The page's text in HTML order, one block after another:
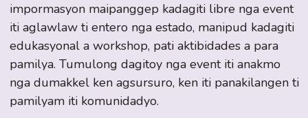
impormasyon maipanggep kadagiti libre nga event
iti aglawlaw ti entero nga estado, manipud kadagiti
edukasyonal a workshop, pati aktibidades a para
pamilya. Tumulong dagitoy nga event iti anakmo
nga dumakkel ken agsursuro, ken iti panakilangen ti
pamilyam iti komunidadyo.